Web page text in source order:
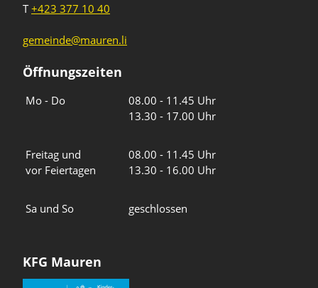
T+423 377 10 40
gemeinde@mauren.li
Öffnungszeiten
Mo - Do
08.00 - 11.45 Uhr
13.30 - 17.00 Uhr
Freitag und
vor Feiertagen
08.00 - 11.45 Uhr
13.30 - 16.00 Uhr
Sa und So geschlossen
KFG Mauren